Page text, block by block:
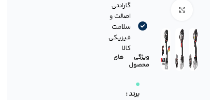
برای بزرگنمایی کلیک کنید
گارانتی
اصالت و
سلامت
فیزیکی
کالا
ویژگی های
محصول
برند :